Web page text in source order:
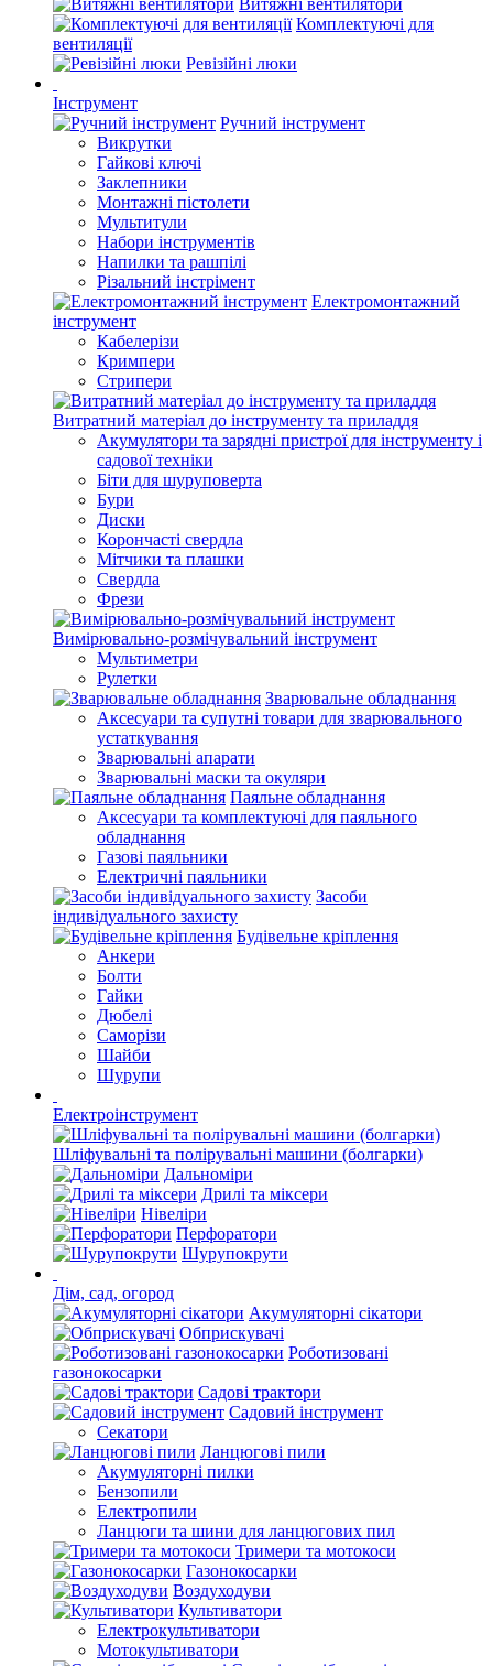
Витяжні вентилятори
Комплектуючі для
вентиляції
Ревізійні люки
Інструмент
Ручний інструмент
Викрутки
Гайкові ключі
Заклепники
Монтажні пістолети
Мультитули
Набори інструментів
Напилки та рашпілі
Різальний інстрімент
Електромонтажний
інструмент
Кабелерізи
Кримпери
Стрипери
Витратний матеріал до інструменту та приладдя
Акумулятори та зарядні пристрої для інструменту і
садової техніки
Біти для шуруповерта
Бури
Диски
Корончасті свердла
Мітчики та плашки
Свердла
Фрези
Вимірювально-розмічувальний інструмент
Мультиметри
Рулетки
Зварювальне обладнання
Аксесуари та супутні товари для зварювального
устаткування
Зварювальні апарати
Зварювальні маски та окуляри
Паяльне обладнання
Аксесуари та комплектуючі для паяльного
обладнання
Газові паяльники
Електричні паяльники
Засоби
індивідуального захисту
Будівельне кріплення
Анкери
Болти
Гайки
Дюбелі
Саморізи
Шайби
Шурупи
Електроінструмент
Шліфувальні та полірувальні машини (болгарки)
Дальноміри
Дрилі та міксери
Нівеліри
Перфоратори
Шурупокрути
Дім, сад, огород
Акумуляторні сікатори
Обприскувачі
Роботизовані
газонокосарки
Садові трактори
Садовий інструмент
Секатори
Ланцюгові пили
Акумуляторні пилки
Бензопили
Електропили
Ланцюги та шини для ланцюгових пил
Тримери та мотокоси
Газонокосарки
Воздуходуви
Культиватори
Електрокультиватори
Мотокультиватори